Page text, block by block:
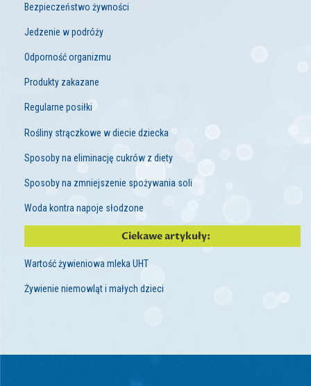
Bezpieczeństwo żywności
Jedzenie w podróży
Odporność organizmu
Produkty zakazane
Regularne posiłki
Rośliny strączkowe w diecie dziecka
Sposoby na eliminację cukrów z diety
Sposoby na zmniejszenie spożywania soli
Woda kontra napoje słodzone
Ciekawe artykuły:
Wartość żywieniowa mleka UHT
Żywienie niemowląt i małych dzieci